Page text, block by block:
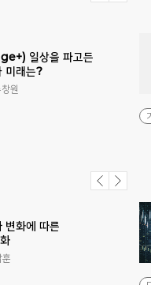
일상을 파고든
미래는?
원
변화에 따른
훈